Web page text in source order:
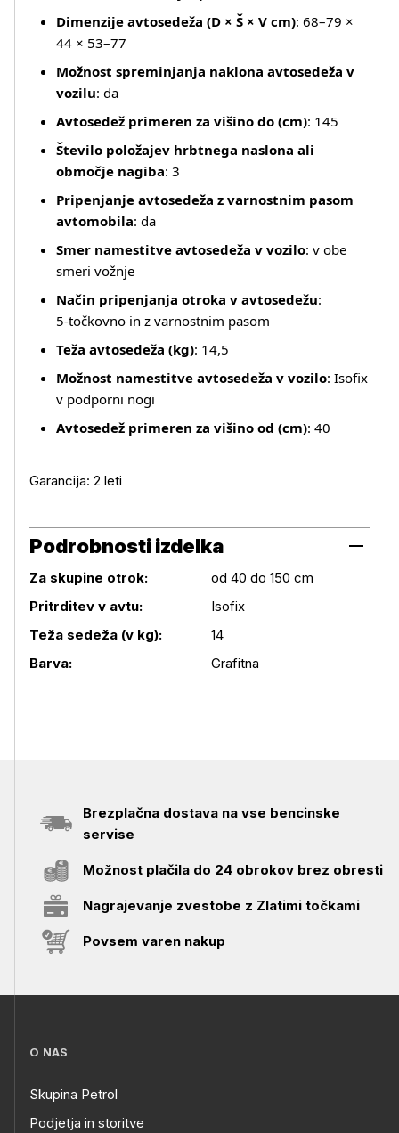
Dimenzije avtosedeža (D × Š × V cm): 68–79 ×
44 × 53–77
Možnost spreminjanja naklona avtosedeža v
vozilu: da
Avtosedež primeren za višino do (cm): 145
Število položajev hrbtnega naslona ali
območje nagiba: 3
Pripenjanje avtosedeža z varnostnim pasom
avtomobila: da
Smer namestitve avtosedeža v vozilo: v obe
smeri vožnje
Način pripenjanja otroka v avtosedežu:
5‑točkovno in z varnostnim pasom
Teža avtosedeža (kg): 14,5
Možnost namestitve avtosedeža v vozilo: Isofix
v podporni nogi
Avtosedež primeren za višino od (cm): 40
Garancija: 2 leti
Podrobnosti izdelka
Za skupine otrok:
od 40 do 150 cm
Pritrditev v avtu:
Isofix
Teža sedeža (v kg):
14
Barva:
Grafitna
Brezplačna dostava na vse bencinske
servise
Možnost plačila do 24 obrokov brez obresti
Nagrajevanje zvestobe z Zlatimi točkami
Povsem varen nakup
O NAS
Skupina Petrol
Podjetja in storitve